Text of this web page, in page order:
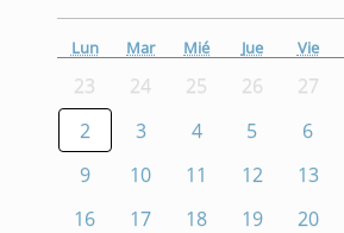
Lun Mar Mié Jue Vie
23 24 25 26 27
2
3 4 5 6
9
10 11 12 13
16
17 18 19 20